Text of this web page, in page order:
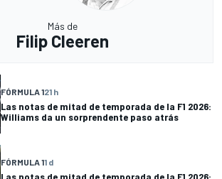
Más de
Filip Cleeren
FÓRMULA 121 h
Las notas de mitad de temporada de la F1 2026:
Williams da un sorprendente paso atrás
FÓRMULA 11 d
Las notas de mitad de temporada de la F1 2026: